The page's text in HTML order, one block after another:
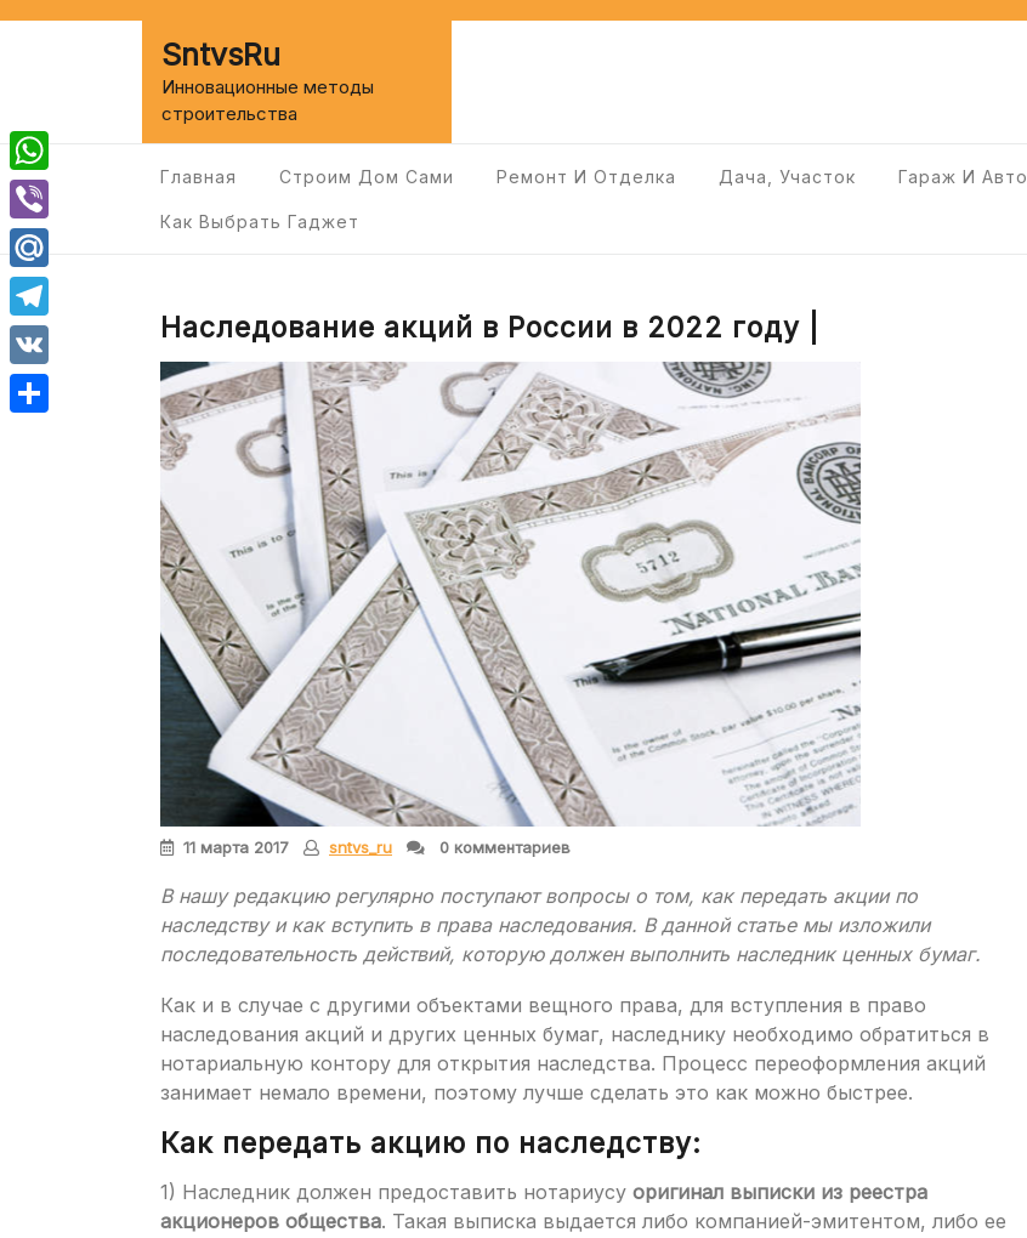
SntvsRu
Инновационные методы
строительства
Главная Строим Дом Сами Ремонт И Отделка Дача, Участок Гараж И Авто
Как Выбрать Гаджет
Наследование акций в России в 2022 году |
11 марта 2017 sntvs_ru 0 комментариев
В нашу редакцию регулярно поступают вопросы о том, как передать акции по
наследству и как вступить в права наследования. В данной статье мы изложили
последовательность действий, которую должен выполнить наследник ценных бумаг.
Как и в случае с другими объектами вещного права, для вступления в право
наследования акций и других ценных бумаг, наследнику необходимо обратиться в
нотариальную контору для открытия наследства. Процесс переоформления акций
занимает немало времени, поэтому лучше сделать это как можно быстрее.
Как передать акцию по наследству:
1) Наследник должен предоставить нотариусу оригинал выписки из реестра
акционеров общества. Такая выписка выдается либо компанией-эмитентом, либо ее
WhatsApp
Viber
Mail.Ru
Telegram
VK